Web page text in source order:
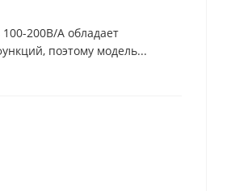
200B/A обладает
поэтому модель...